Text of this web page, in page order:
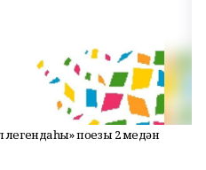
поезы 2 меңдән